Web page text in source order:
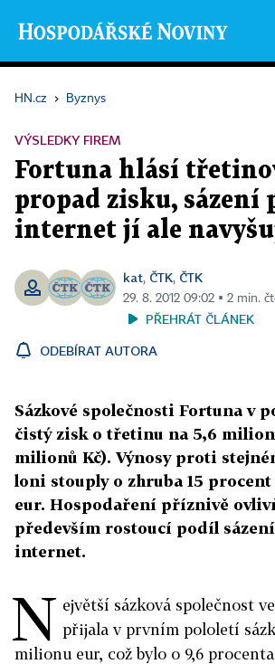
HN.cz › Byznys
VÝSLEDKY FIREM
Fortuna hlásí
propad zisku, sázení
internet jí ale
kat, ČTK, ČTK
29. 8. 2012 09:02 ▪ 2 min.
PŘEHRÁT ČLÁNEK
ODEBÍRAT AUTORA
Sázkové společnosti Fortuna v
čistý zisk o třetinu na 5,6
milionů Kč). Výnosy proti
loni stouply o zhruba 15
eur. Hospodaření příznivě
především rostoucí podíl
internet.
N ejvětší sázková společnost
přijala v prvním pololetí
milionu eur, což bylo o 9,6